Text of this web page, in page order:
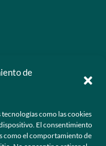
de
como las cookies
El consentimiento
como el comportamiento de